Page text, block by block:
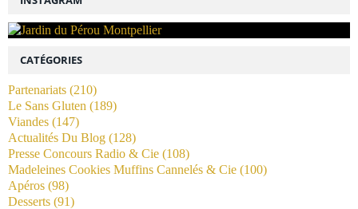
CATÉGORIES
Partenariats (210)
Le Sans Gluten (189)
Viandes (147)
Actualités Du Blog (128)
Presse Concours Radio & Cie (108)
Madeleines Cookies Muffins Cannelés & Cie (100)
Apéros (98)
Desserts (91)